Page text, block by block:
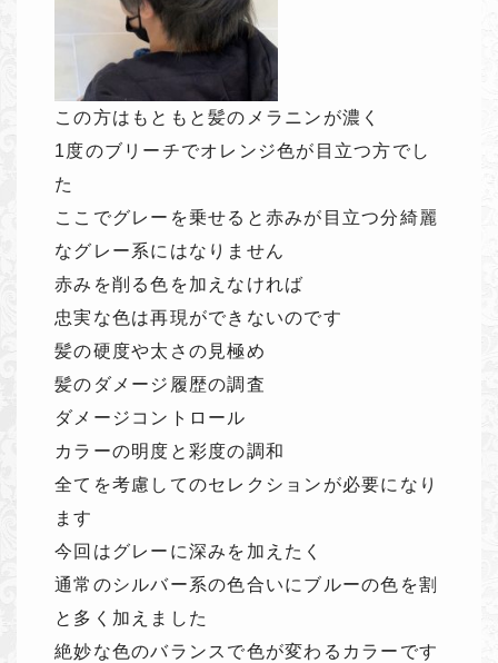
この方はもともと髪のメラニンが濃く
1度のブリーチでオレンジ色が目立つ方でし
た
ここでグレーを乗せると赤みが目立つ分綺麗
なグレー系にはなりません
赤みを削る色を加えなければ
忠実な色は再現ができないのです
髪の硬度や太さの見極め
髪のダメージ履歴の調査
ダメージコントロール
カラーの明度と彩度の調和
全てを考慮してのセレクションが必要になり
ます
今回はグレーに深みを加えたく
通常のシルバー系の色合いにブルーの色を割
と多く加えました
絶妙な色のバランスで色が変わるカラーです